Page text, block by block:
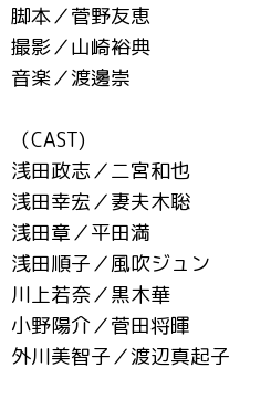
脚本／菅野友恵
撮影／山崎裕典
音楽／渡邊崇
（CAST)
浅田政志／二宮和也
浅田幸宏／妻夫木聡
浅田章／平田満
浅田順子／風吹ジュン
川上若奈／黒木華
小野陽介／菅田将暉
外川美智子／渡辺真起子